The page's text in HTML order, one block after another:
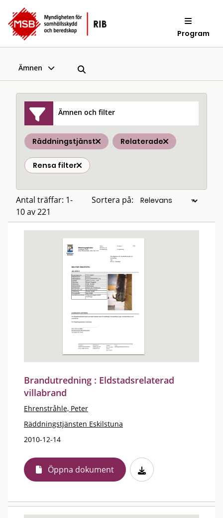
Program
Ämnen
Ämnen och filter
Räddningstjänst Relaterade
Rensa filter
Antal träffar: 1-
10 av 221
Sortera på:
Brandutredning : Eldstadsrelaterad
villabrand
Ehrenstråhle, Peter
Räddningstjänsten Eskilstuna
2010-12-14
Öppna dokument